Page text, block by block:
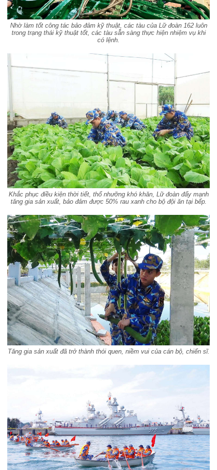
Nhờ làm tốt công tác bảo đảm kỹ thuật, các tàu của Lữ đoàn 162 luôn
trong trạng thái kỹ thuật tốt, các tàu sẵn sàng thực hiện nhiệm vụ khi
có lệnh.
Khắc phục điều kiện thời tiết, thổ nhưỡng khó khăn, Lữ đoàn đẩy mạnh
tăng gia sản xuất, bảo đảm được 50% rau xanh cho bộ đội ăn tại bếp.
Tăng gia sản xuất đã trở thành thói quen, niềm vui của cán bộ, chiến sĩ.